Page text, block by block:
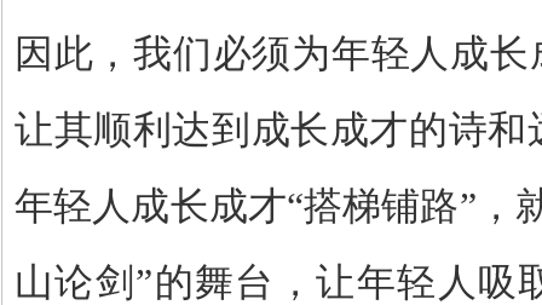
因此，我们必须为年轻人成长
让其顺利达到成长成才的诗
年轻人成长成才“搭梯铺路” ，
山论剑 ”的舞台，让年轻人吸